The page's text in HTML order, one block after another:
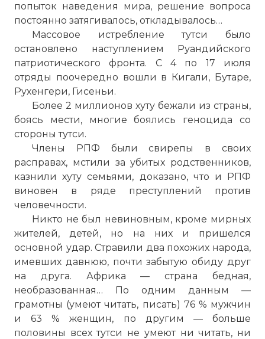
попыток наведения мира, решение вопроса
постоянно затягивалось, откладывалось…
Массовое истребление тутси было
остановлено наступлением Руандийского
патриотического фронта. С 4 по 17 июля
отряды поочередно вошли в Кигали, Бутаре,
Рухенгери, Гисеньи.
Более 2 миллионов хуту бежали из страны,
боясь мести, многие боялись геноцида со
стороны тутси.
Члены РПФ были свирепы в своих
расправах, мстили за убитых родственников,
казнили хуту семьями, доказано, что и РПФ
виновен в ряде преступлений против
человечности.
Никто не был невиновным, кроме мирных
жителей, детей, но на них и пришелся
основной удар. Стравили два похожих народа,
имевших давнюю, почти забытую обиду друг
на друга. Африка — страна бедная,
необразованная… По одним данным —
грамотны (умеют читать, писать) 76 % мужчин
и 63 % женщин, по другим — больше
половины всех тутси не умеют ни читать, ни